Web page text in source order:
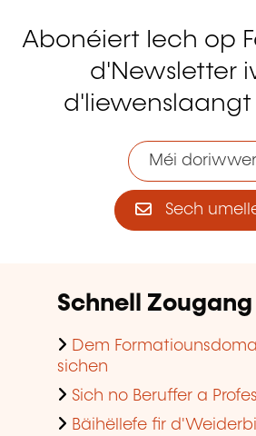
Abonéiert Iech op
d'Newsletter
d'liewenslaangt
Méi doriwwer
Sech
Schnell Zougang
Dem
sichen
Sich no Beruffer a
Bäihëllefe fir